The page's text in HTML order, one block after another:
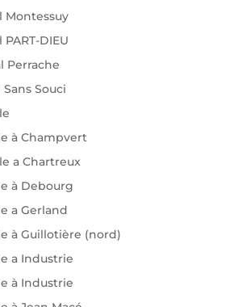
Montessuy
DIEU
Perrache
Souci
à Champvert
a Chartreux
à Debourg
a Gerland
à Guillotière (nord)
a Industrie
à Industrie